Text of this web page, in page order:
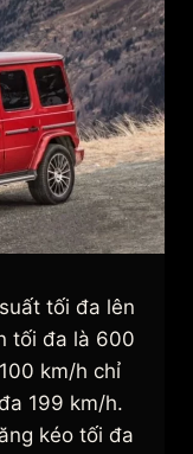
tối đa lên
tối đa là 600
km/h chỉ
199 km/h.
kéo tối đa